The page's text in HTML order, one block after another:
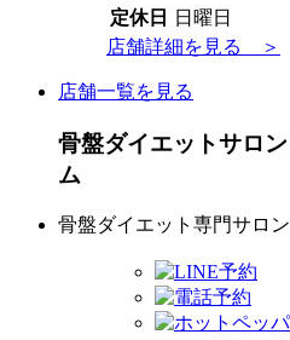
定休日
日曜日
店舗詳細を見る ＞
店舗一覧を見る
骨盤ダイエットサロ
ム
骨盤ダイエット専門サロ